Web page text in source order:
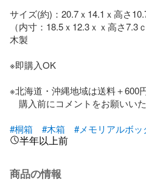
サイズ(約)：20.7ｘ14.1ｘ高さ
（内寸：18.5ｘ12.3ｘｘ高さ7.3ｃ
木製
※即購入OK
※北海道・沖縄地域は送料＋600
購入前にコメントをお願いいた
#桐箱
#木箱 #メモリアルボッ
半年以上前
商品の情報